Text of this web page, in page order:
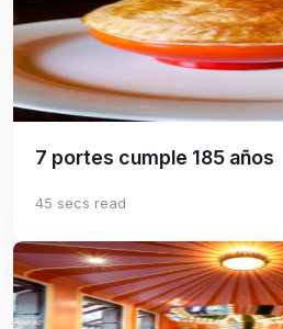
7 portes cumple 185 años
45 secs read